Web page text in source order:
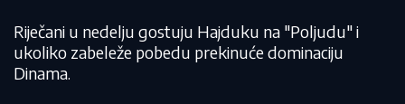
Riječani u nedelju gostuju Hajduku na "Poljudu" i
ukoliko zabeleže pobedu prekinuće dominaciju
Dinama.